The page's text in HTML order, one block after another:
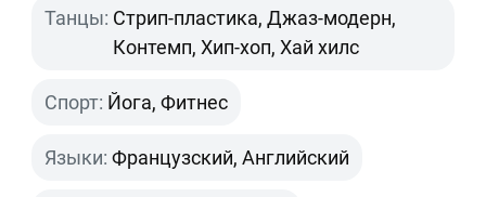
Танцы: Стрип-пластика, Джаз-модерн,
Контемп, Хип-хоп, Хай хилс
Спорт: Йога, Фитнес
Языки: Французский, Английский